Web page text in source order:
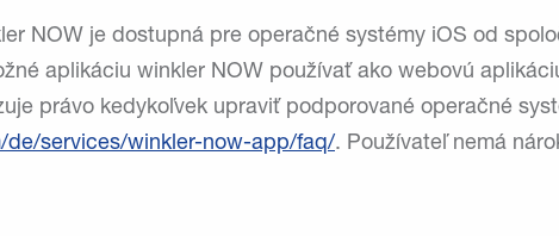
NOW je dostupná pre operačné systémy iOS od
aplikáciu winkler NOW používať ako webovú
právo kedykoľvek upraviť podporované operačné
de/services/winkler-now-app/faq/. Používateľ nemá